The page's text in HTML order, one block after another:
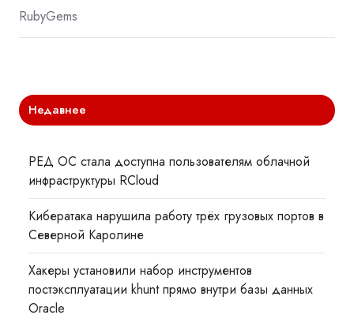
RubyGems
Недавнее
РЕД ОС стала доступна пользователям облачной
инфраструктуры RCloud
Кибератака нарушила работу трёх грузовых портов в
Северной Каролине
Хакеры установили набор инструментов
постэксплуатации khunt прямо внутри базы данных
Oracle